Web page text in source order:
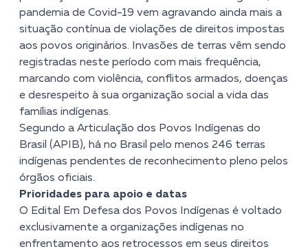
pandemia de Covid-19 vem agravando ainda mais a
situação contínua de violações de direitos impostas
aos povos originários. Invasões de terras vêm sendo
registradas neste período com mais frequência,
marcando com violência, conflitos armados, doenças
e desrespeito à sua organização social a vida das
famílias indígenas.
Segundo a Articulação dos Povos Indígenas do
Brasil (APIB), há no Brasil pelo menos 246 terras
indígenas pendentes de reconhecimento pleno pelos
órgãos oficiais.
Prioridades para apoio e datas
O Edital Em Defesa dos Povos Indígenas é voltado
exclusivamente a organizações indígenas no
enfrentamento aos retrocessos em seus direitos